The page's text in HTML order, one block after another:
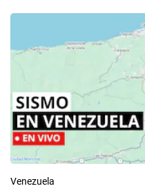
Venezuela